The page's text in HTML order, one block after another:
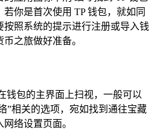
你是首次使用 TP 钱包，就如同
照系统的提示进行注册或导入钱
之旅做好准备。
钱包的主界面上扫视，一般可以
”相关的选项，宛如找到通往宝藏
络设置页面。